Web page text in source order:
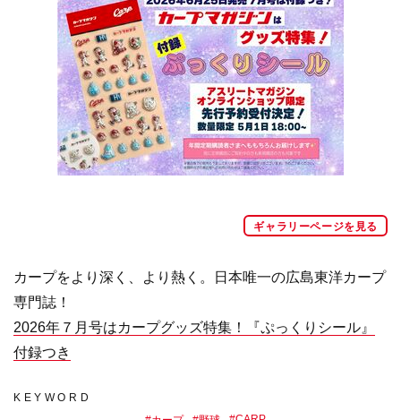
ギャラリーページを見る
カープをより深く、より熱く。日本唯一の広島東洋カープ
専門誌！
2026年７月号はカープグッズ特集！『ぷっくりシール』
付録つき
KEYWORD